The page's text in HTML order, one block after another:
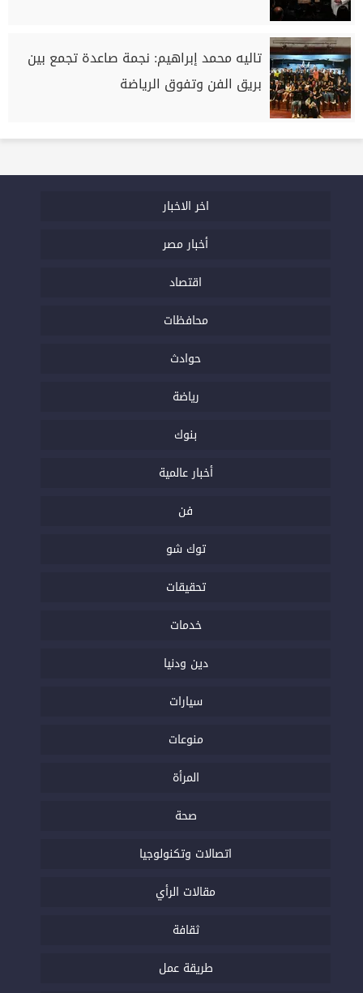
تاليه محمد إبراهيم: نجمة صاعدة تجمع بين
بريق الفن وتفوق الرياضة
اخر الاخبار
أخبار مصر
اقتصاد
محافظات
حوادث
رياضة
بنوك
أخبار عالمية
فن
توك شو
تحقيقات
خدمات
دين ودنيا
سيارات
منوعات
المرأة
صحة
اتصالات وتكنولوجيا
مقالات الرأي
ثقافة
طريقة عمل